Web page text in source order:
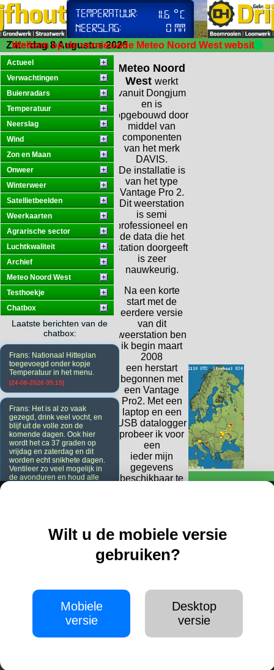
Zaterdag 8 Augustus 2026
Welkom op de vernieuwde Meteo Noord West website.
Too Many Requests
The user has sent too many requests in a
Actueel
Verwachtingen
Buienradars
Temperatuur
Neerslag
Wind
Zon en Maan
Onweer
Winterweer
Satellietbeelden
Weerkaarten
Agrarische sector
Luchtkwaliteit
Archief
Meteo Noord West
Testhoekje
Chatbox
Laatste berichten van de
chatbox:
Frans: Nationaal Hitteplan
toegevoegd onder kopje
Temperatuur in het menu.
[24-06-2026 05:15]
Frans: Het is al zo vaak
gezegd, drink veel vocht, en
blijf uit de volle zon de
komende dagen. Ook hier
wordt het ca 37 graden op
vrijdag en zaterdag en dit
worden echt snikhete dagen.
Ventileer zo veel mogelijk in
de avonduren en houd alle
Nu ook op je mobiel!
Meteo Noord
West werkt
vanuit Dongjum
en is
opgebouwd door
middel van
componenten
van het merk
DAVIS.
De installatie is
van het type
Vantage Pro 2.
Dit weerstation
is semi
professioneel en
de data die het
station doorgeeft
is zeer
nauwkeurig.
Na een korte
start met de
eerdere versie
van dit
weerstation ben
ik begin maart
2008
een herstart
begonnen met
een Vantage
Pro2. Met een
laptop en een
USB datalogger
probeer ik voor
een
ieder mijn
gegevens
beschikbaar te
wordt, met de
"Weather
zorgt voor de
bewegende
metertjes op de
Wilt u de mobiele versie
gebruiken?
Mobiele
versie
Desktop
versie